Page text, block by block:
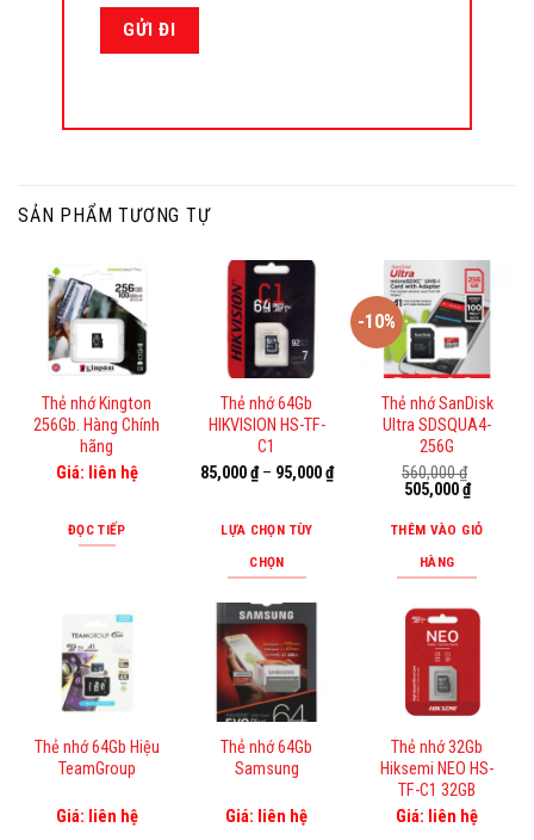
SẢN PHẨM TƯƠNG TỰ
Thẻ nhớ Kington
256Gb. Hàng Chính
hãng
Giá: liên hệ
ĐỌC TIẾP
Thẻ nhớ 64Gb
HIKVISION HS-TF-
C1
85,000₫– 95,000₫
LỰA CHỌN TÙY
CHỌN
phẩm
này
có
nhiều
thể.
tùy
-10%
Thẻ nhớ SanDisk
Ultra SDSQUA4-
256G
560,000₫
Giá
là:
560,000 ₫.
505,000₫Giá
hiện
tại
là:
THÊM VÀO GIỎ
HÀNG
Thẻ nhớ 64Gb Hiệu
TeamGroup
Giá: liên hệ
Thẻ nhớ 64Gb
Samsung
Giá: liên hệ
Thẻ nhớ 32Gb
Hiksemi NEO HS-
TF-C1 32GB
Giá: liên hệ